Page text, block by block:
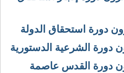
دورة استحقاق الدولة
دورة الشرعية الدستورية
دورة القدس عاصمة